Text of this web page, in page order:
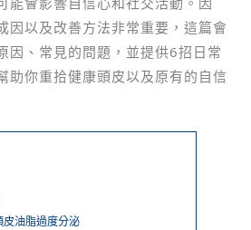
因以及改善方法非常重要，這篇會
因、常見的問題，並提供6招日常
助你重拾健康頭皮以及原有的自信
油脂過度分泌